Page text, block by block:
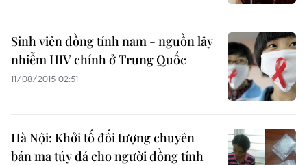
Sinh viên đồng tính nam - nguồn lây
nhiễm HIV chính ở Trung Quốc
11/08/2015 02:51
Hà Nội: Khởi tố đối tượng chuyên
bán ma túy đá cho người đồng tính